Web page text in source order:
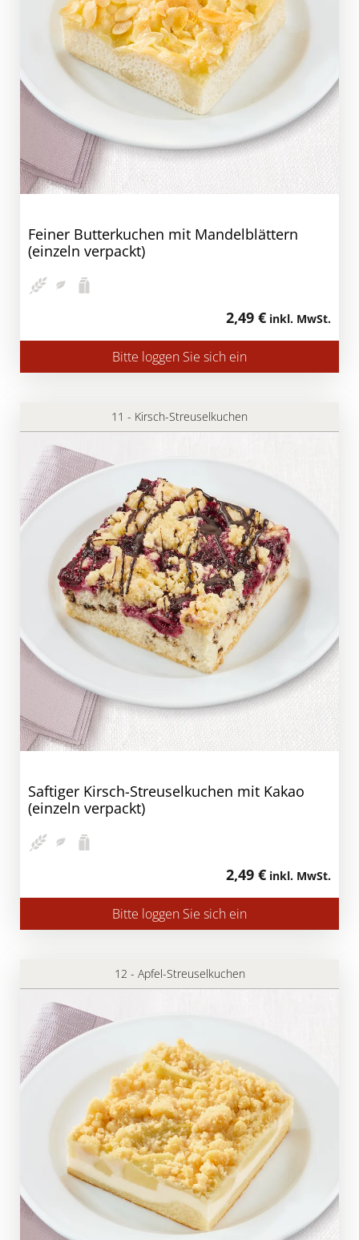
Feiner Butterkuchen mit Mandelblättern
(einzeln verpackt)
2,49 € inkl. MwSt.
Bitte loggen Sie sich ein
11 - Kirsch-Streuselkuchen
Saftiger Kirsch-Streuselkuchen mit Kakao
(einzeln verpackt)
2,49 € inkl. MwSt.
Bitte loggen Sie sich ein
12 - Apfel-Streuselkuchen